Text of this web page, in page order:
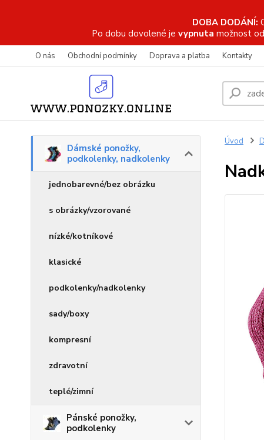
DOBA DODÁNÍ:
Po dobu dovolené je vypnuta možnost
O nás Obchodní podmínky Doprava a platba Kontakty
Dámské ponožky,
podkolenky, nadkolenky
jednobarevné/bez obrázku
s obrázky/vzorované
nízké/kotníkové
klasické
podkolenky/nadkolenky
sady/boxy
kompresní
zdravotní
teplé/zimní
Pánské ponožky,
podkolenky
Úvod